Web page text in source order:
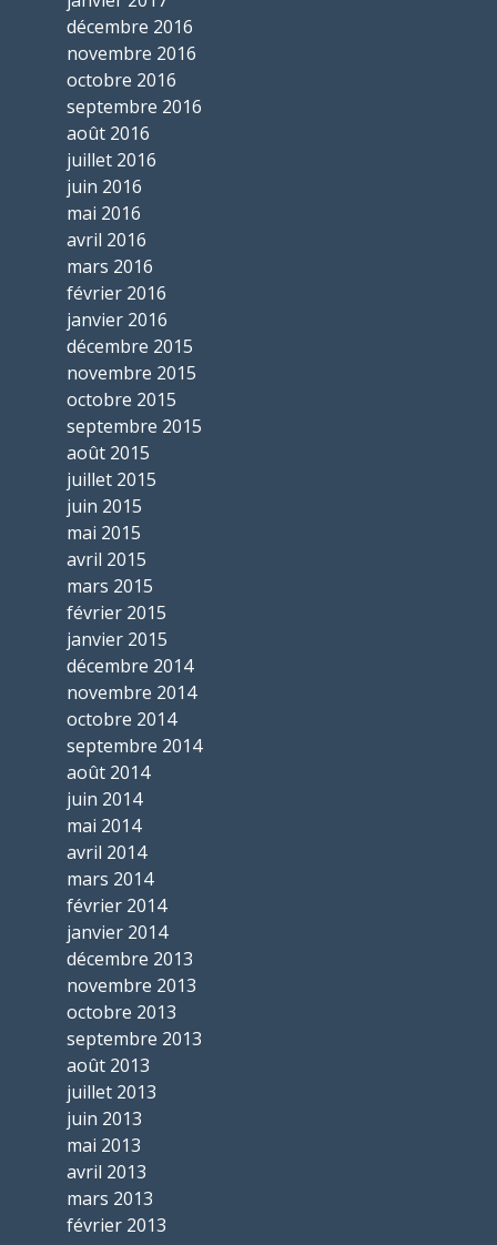
décembre 2016
novembre 2016
octobre 2016
septembre 2016
août 2016
juillet 2016
juin 2016
mai 2016
avril 2016
mars 2016
février 2016
janvier 2016
décembre 2015
novembre 2015
octobre 2015
septembre 2015
août 2015
juillet 2015
juin 2015
mai 2015
avril 2015
mars 2015
février 2015
janvier 2015
décembre 2014
novembre 2014
octobre 2014
septembre 2014
août 2014
juin 2014
mai 2014
avril 2014
mars 2014
février 2014
janvier 2014
décembre 2013
novembre 2013
octobre 2013
septembre 2013
août 2013
juillet 2013
juin 2013
mai 2013
avril 2013
mars 2013
février 2013